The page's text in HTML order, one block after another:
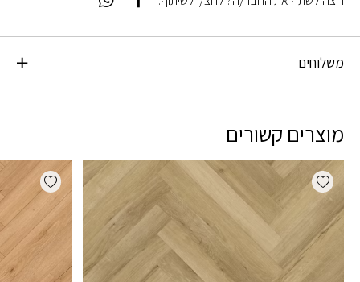
משלוחים
מוצרים קשורים
Add wishlist
wishlist